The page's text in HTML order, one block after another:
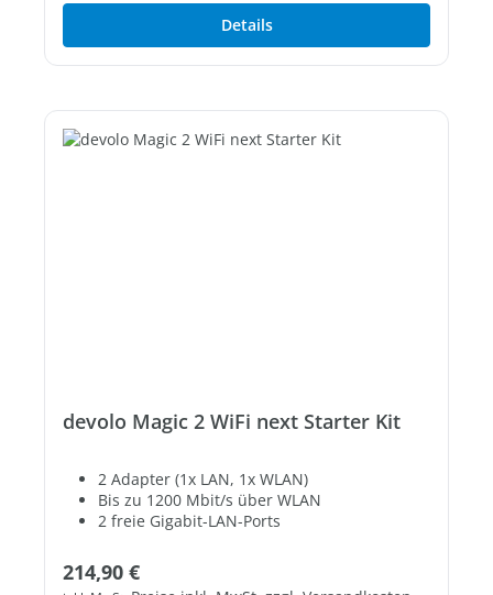
Details
devolo Magic 2 WiFi next Starter Kit
2 Adapter (1x LAN, 1x WLAN)
Bis zu 1200 Mbit/s über WLAN
2 freie Gigabit-LAN-Ports
Regulärer Preis:
214,90 €